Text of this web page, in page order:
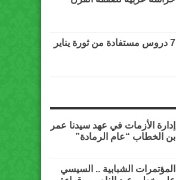
7 دروس مستفادة من ثورة يناير
إدارة الأزمات في عهد سيدنا عمر
بن الخطاب “عام الرمادة”
المؤتمرات الشبابية .. السيسي